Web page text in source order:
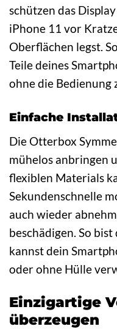
schützen das
iPhone 11 vor
Oberflächen legst.
Teile deines
ohne die Bedienung
Einfache
Die Otterbox
mühelos anbringen
flexiblen Materials
Sekundenschnelle
auch wieder
beschädigen. So
kannst dein
oder ohne Hülle
Einzigartige
überzeugen